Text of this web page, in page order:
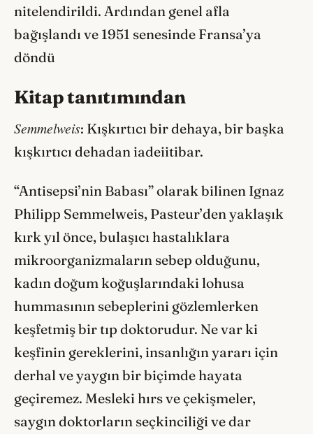
nitelendirildi. Ardından genel afla
bağışlandı ve 1951 senesinde Fransa’ya
döndü
Kitap tanıtımından
Semmelweis: Kışkırtıcı bir dehaya, bir başka
kışkırtıcı dehadan iadeiitibar.
“Antisepsi’nin Babası” olarak bilinen Ignaz
Philipp Semmelweis, Pasteur’den yaklaşık
kırk yıl önce, bulaşıcı hastalıklara
mikroorganizmaların sebep olduğunu,
kadın doğum koğuşlarındaki lohusa
hummasının sebeplerini gözlemlerken
keşfetmiş bir tıp doktorudur. Ne var ki
keşfinin gereklerini, insanlığın yararı için
derhal ve yaygın bir biçimde hayata
geçiremez. Mesleki hırs ve çekişmeler,
saygın doktorların seçkinciliği ve dar